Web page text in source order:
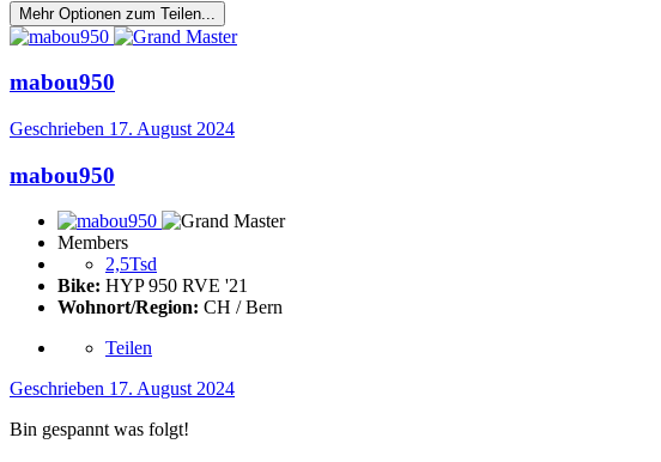
Mehr Optionen zum Teilen...
mabou950
Geschrieben 17. August 2024
mabou950
Members
2,5Tsd
Bike: HYP 950 RVE '21
Wohnort/Region: CH / Bern
Teilen
Geschrieben 17. August 2024
Bin gespannt was folgt!